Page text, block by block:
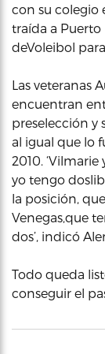
con su colegio
traída a
deVoleibol
Las veteranas
encuentran
preselección y
al igual que lo
2010.
yo tengo
la posición,
Venegas,que
dos’, indicó
Todo queda
conseguir el